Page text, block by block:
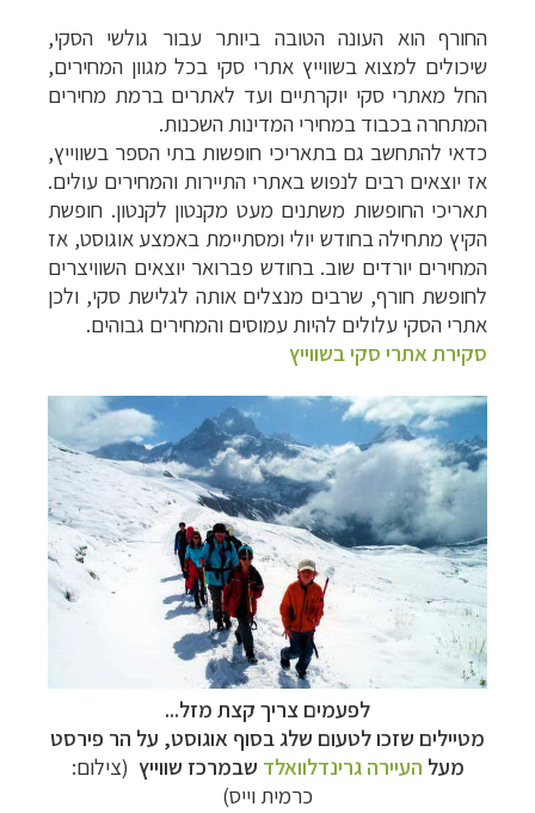
החורף הוא העונה הטובה ביותר עבור גולשי הסקי,
שיכולים למצוא בשווייץ אתרי סקי בכל מגוון המחירים,
החל מאתרי סקי יוקרתיים ועד לאתרים ברמת מחירים
המתחרה בכבוד במחירי המדינות השכנות.
כדאי להתחשב גם בתאריכי חופשות בתי הספר בשווייץ,
אז יוצאים רבים לנפוש באתרי התיירות והמחירים עולים.
תאריכי החופשות משתנים מעט מקנטון לקנטון. חופשת
הקיץ מתחילה בחודש יולי ומסתיימת באמצע אוגוסט, אז
המחירים יורדים שוב. בחודש פברואר יוצאים השוויצרים
לחופשת חורף, שרבים מנצלים אותה לגלישת סקי, ולכן
אתרי הסקי עלולים להיות עמוסים והמחירים גבוהים.
סקירת אתרי סקי בשווייץ
לפעמים צריך קצת מזל...
מטיילים שזכו לטעום שלג בסוף אוגוסט, על הר פירסט
מעל העיירה גרינדלוואלד שבמרכז שווייץ (צילום:
כרמית וייס)
טיולי אקטיב - אופניים, שייט והליכה לחצו לרשימת
יעדים »
תכנוןטיולים לצפון אמריקהלחצו לרשימת היעדים »
קרוזים והפלגות נופש לחצו לרשימת היעדים »